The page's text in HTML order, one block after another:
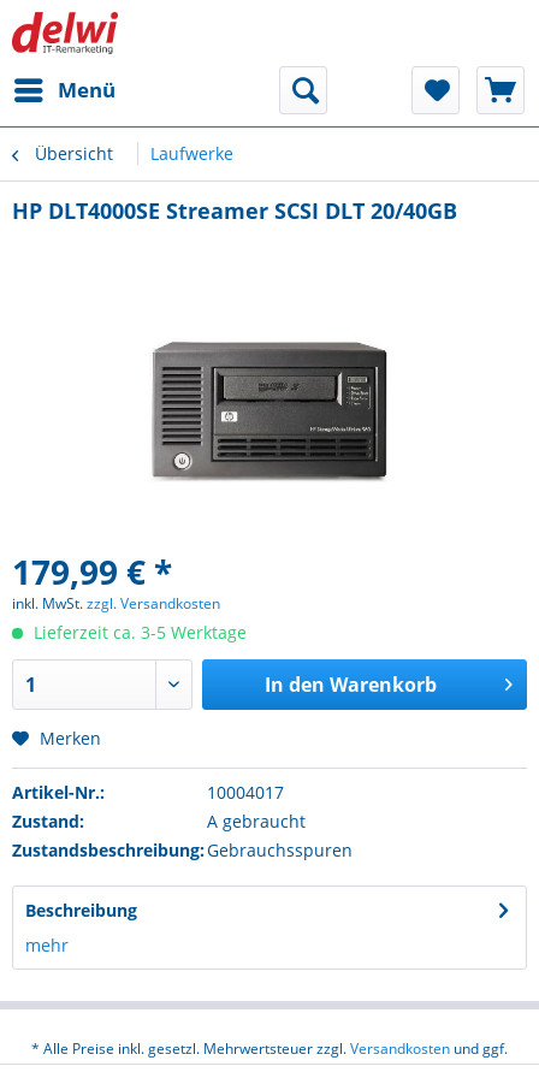
Menü
Übersicht Laufwerke
HP DLT4000SE Streamer SCSI DLT 20/40GB
179,99 € *
inkl. MwSt.zzgl. Versandkosten
Lieferzeit ca. 3-5 Werktage
In den Warenkorb
Merken
Artikel-Nr.:
10004017
Zustand:
A gebraucht
Zustandsbeschreibung:Gebrauchsspuren
Beschreibung
mehr
* Alle Preise inkl. gesetzl. Mehrwertsteuer zzgl.Versandkosten und ggf.